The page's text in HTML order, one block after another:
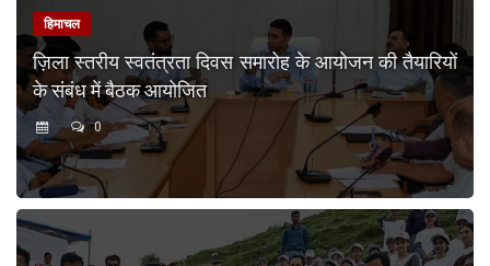
हिमाचल
ज़िला स्तरीय स्वतंत्रता दिवस समारोह के आयोजन की तैयारियों
के संबंध में बैठक आयोजित
0